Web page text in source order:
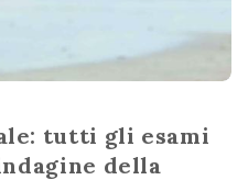
tutti gli esami
della